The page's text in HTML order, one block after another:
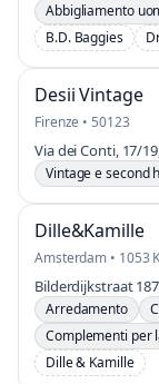
Abbigliamento
B.D. Baggies
Desii Vintage
Firenze • 50123
Via dei Conti, 17/
Vintage e second
Dille&Kamille
Amsterdam • 1053
Bilderdijkstraat
Arredamento
Complementi per
Dille & Kamille